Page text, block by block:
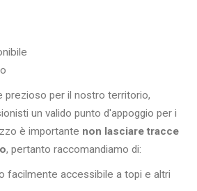
prezioso per il nostro territorio,
un valido punto d'appoggio per i
è importante non lasciare tracce
, pertanto raccomandiamo di:
facilmente accessibile a topi e altri